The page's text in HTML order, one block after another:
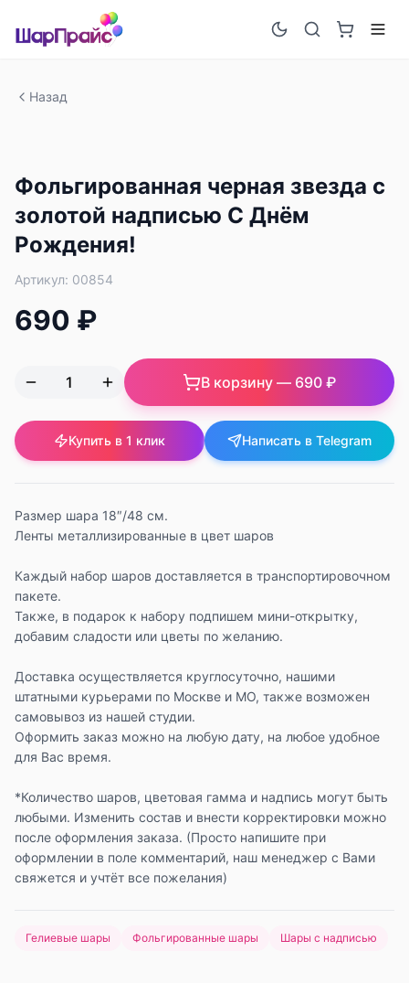
Назад
Фольгированная черная звезда с
золотой надписью С Днём
Рождения!
Артикул: 00854
690 ₽
В корзину — 690 ₽
Купить в 1 клик Написать в Telegram
Размер шара 18″/48 см.
Ленты металлизированные в цвет шаров
Каждый набор шаров доставляется в транспортировочном
пакете.
Также, в подарок к набору подпишем мини-открытку,
добавим сладости или цветы по желанию.
Доставка осуществляется круглосуточно, нашими
штатными курьерами по Москве и МО, также возможен
самовывоз из нашей студии.
Оформить заказ можно на любую дату, на любое удобное
для Вас время.
*Количество шаров, цветовая гамма и надпись могут быть
любыми. Изменить состав и внести корректировки можно
после оформления заказа. (Просто напишите при
оформлении в поле комментарий, наш менеджер с Вами
свяжется и учтёт все пожелания)
Гелиевые шары Фольгированные шары Шары с надписью